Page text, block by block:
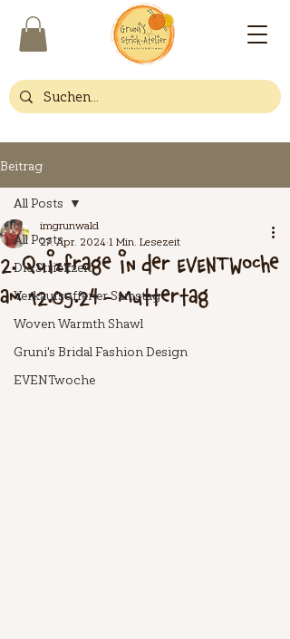
Beitrag
All Posts
Die Strickzeit
Verkaufsoffener Samstag
Woven Warmth Shawl
Gruni's Bridal Fashion Design
EVENTwoche
All Posts
2. Quizfrage in der EVENTwoche
am 12.05.24 - Muttertag
imgrunwald
27. Apr. 2024 1 Min. Lesezeit